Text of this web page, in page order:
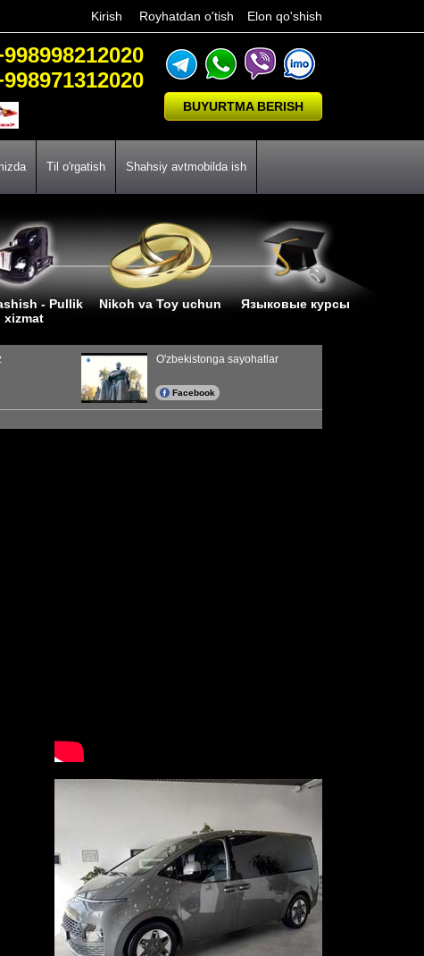
Kirish Royhatdan o'tish Elon qo'shish
BUYURTMA BERISH
Til o'rgatish Shahsiy avtmobilda ish
- Pullik
xizmat
Nikoh va Toy uchun Языковые курсы
O'zbekistonga sayohatlar
Facebook